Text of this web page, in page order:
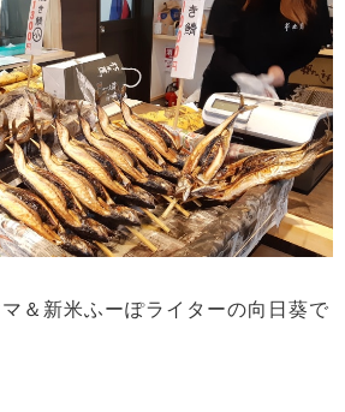
＆新米ふーぽライターの向日葵で